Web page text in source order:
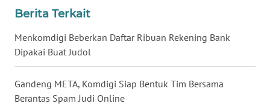
Berita Terkait
Menkomdigi Beberkan Daftar Ribuan Rekening Bank
Dipakai Buat Judol
Gandeng META, Komdigi Siap Bentuk Tim Bersama
Berantas Spam Judi Online
JATENG
WN
NUSANTARA